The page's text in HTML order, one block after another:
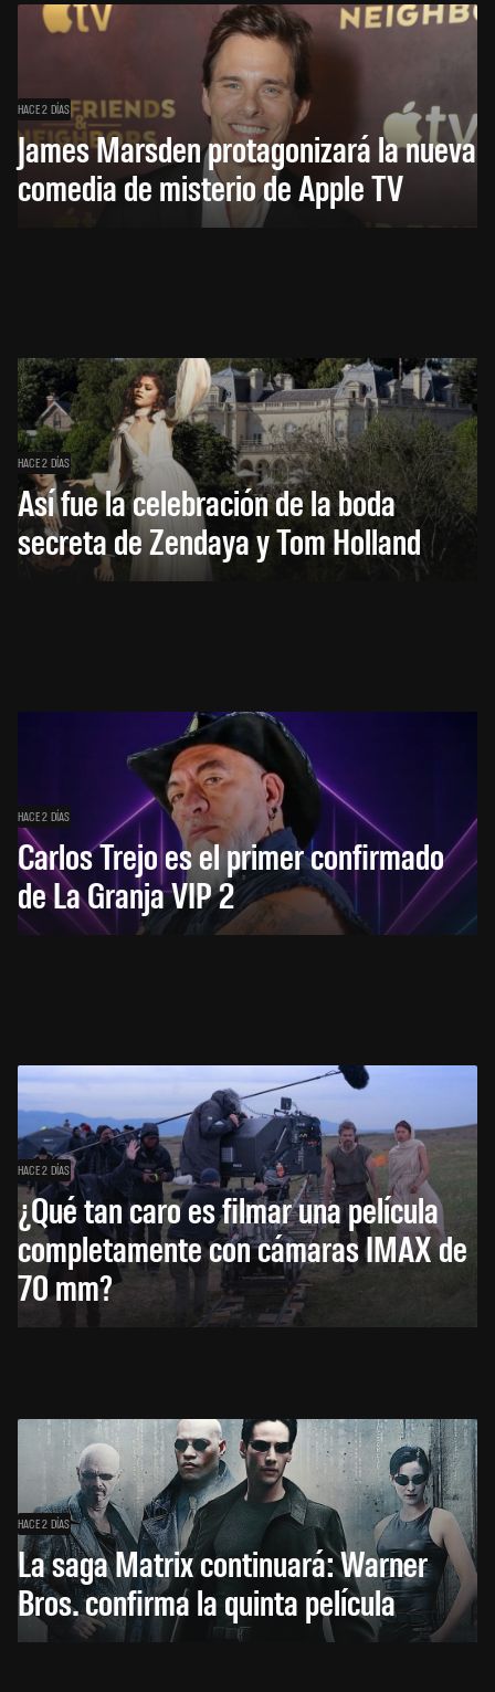
HACE 2 DÍAS
James Marsden protagonizará la nueva
comedia de misterio de Apple TV
HACE 2 DÍAS
Así fue la celebración de la boda
secreta de Zendaya y Tom Holland
HACE 2 DÍAS
Carlos Trejo es el primer confirmado
de La Granja VIP 2
HACE 2 DÍAS
¿Qué tan caro es filmar una película
completamente con cámaras IMAX de
70 mm?
HACE 2 DÍAS
La saga Matrix continuará: Warner
Bros. confirma la quinta película